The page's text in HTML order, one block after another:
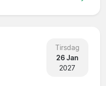
Tirsdag
26 Jan
2027